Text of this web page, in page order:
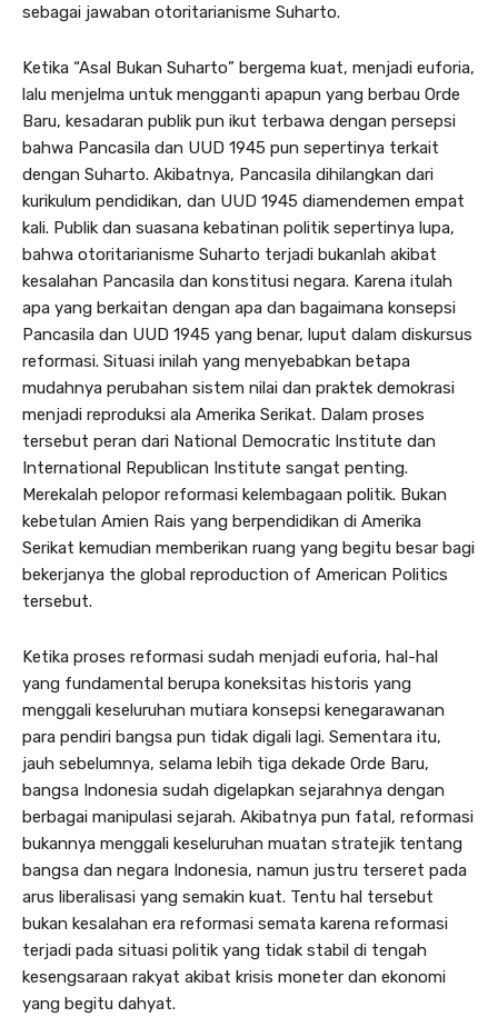
sebagai jawaban otoritarianisme Suharto.
Ketika “Asal Bukan Suharto” bergema kuat, menjadi euforia,
lalu menjelma untuk mengganti apapun yang berbau Orde
Baru, kesadaran publik pun ikut terbawa dengan persepsi
bahwa Pancasila dan UUD 1945 pun sepertinya terkait
dengan Suharto. Akibatnya, Pancasila dihilangkan dari
kurikulum pendidikan, dan UUD 1945 diamendemen empat
kali. Publik dan suasana kebatinan politik sepertinya lupa,
bahwa otoritarianisme Suharto terjadi bukanlah akibat
kesalahan Pancasila dan konstitusi negara. Karena itulah
apa yang berkaitan dengan apa dan bagaimana konsepsi
Pancasila dan UUD 1945 yang benar, luput dalam diskursus
reformasi. Situasi inilah yang menyebabkan betapa
mudahnya perubahan sistem nilai dan praktek demokrasi
menjadi reproduksi ala Amerika Serikat. Dalam proses
tersebut peran dari National Democratic Institute dan
International Republican Institute sangat penting.
Merekalah pelopor reformasi kelembagaan politik. Bukan
kebetulan Amien Rais yang berpendidikan di Amerika
Serikat kemudian memberikan ruang yang begitu besar bagi
bekerjanya the global reproduction of American Politics
tersebut.
Ketika proses reformasi sudah menjadi euforia, hal-hal
yang fundamental berupa koneksitas historis yang
menggali keseluruhan mutiara konsepsi kenegarawanan
para pendiri bangsa pun tidak digali lagi. Sementara itu,
jauh sebelumnya, selama lebih tiga dekade Orde Baru,
bangsa Indonesia sudah digelapkan sejarahnya dengan
berbagai manipulasi sejarah. Akibatnya pun fatal, reformasi
bukannya menggali keseluruhan muatan stratejik tentang
bangsa dan negara Indonesia, namun justru terseret pada
arus liberalisasi yang semakin kuat. Tentu hal tersebut
bukan kesalahan era reformasi semata karena reformasi
terjadi pada situasi politik yang tidak stabil di tengah
kesengsaraan rakyat akibat krisis moneter dan ekonomi
yang begitu dahyat.